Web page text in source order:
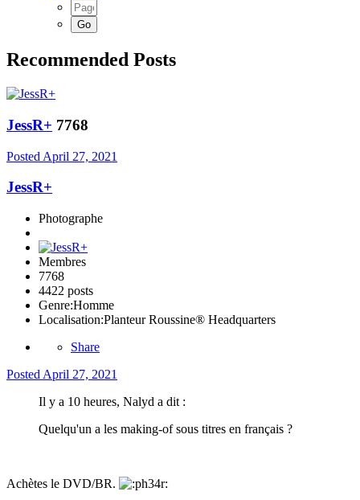
Recommended Posts
JessR+ 7768
Posted April 27, 2021
JessR+
Photographe
Membres
7768
4422 posts
Genre:Homme
Localisation:Planteur Roussine® Headquarters
Share
Posted April 27, 2021
Il y a 10 heures, Nalyd a dit :
Quelqu'un a les making-of sous titres en français ?
Achètes le DVD/BR.